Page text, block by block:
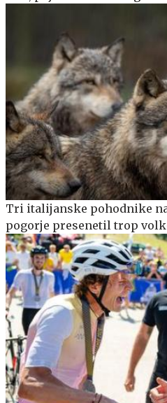
Tri italijanske pohodnike
pogorje presenetil trop